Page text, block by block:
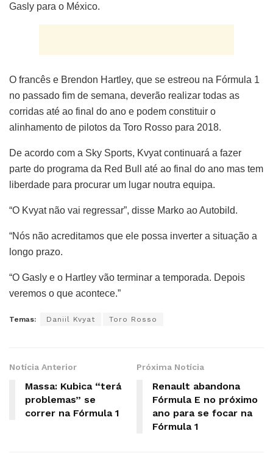
Gasly para o México.
O francês e Brendon Hartley, que se estreou na Fórmula 1
no passado fim de semana, deverão realizar todas as
corridas até ao final do ano e podem constituir o
alinhamento de pilotos da Toro Rosso para 2018.
De acordo com a Sky Sports, Kvyat continuará a fazer
parte do programa da Red Bull até ao final do ano mas tem
liberdade para procurar um lugar noutra equipa.
“O Kvyat não vai regressar”, disse Marko ao Autobild.
“Nós não acreditamos que ele possa inverter a situação a
longo prazo.
“O Gasly e o Hartley vão terminar a temporada. Depois
veremos o que acontece.”
Temas: Daniil Kvyat Toro Rosso
Notícia Anterior
Massa: Kubica “terá
problemas” se
correr na Fórmula 1
Próxima Notícia
Renault abandona
Fórmula E no próximo
ano para se focar na
Fórmula 1